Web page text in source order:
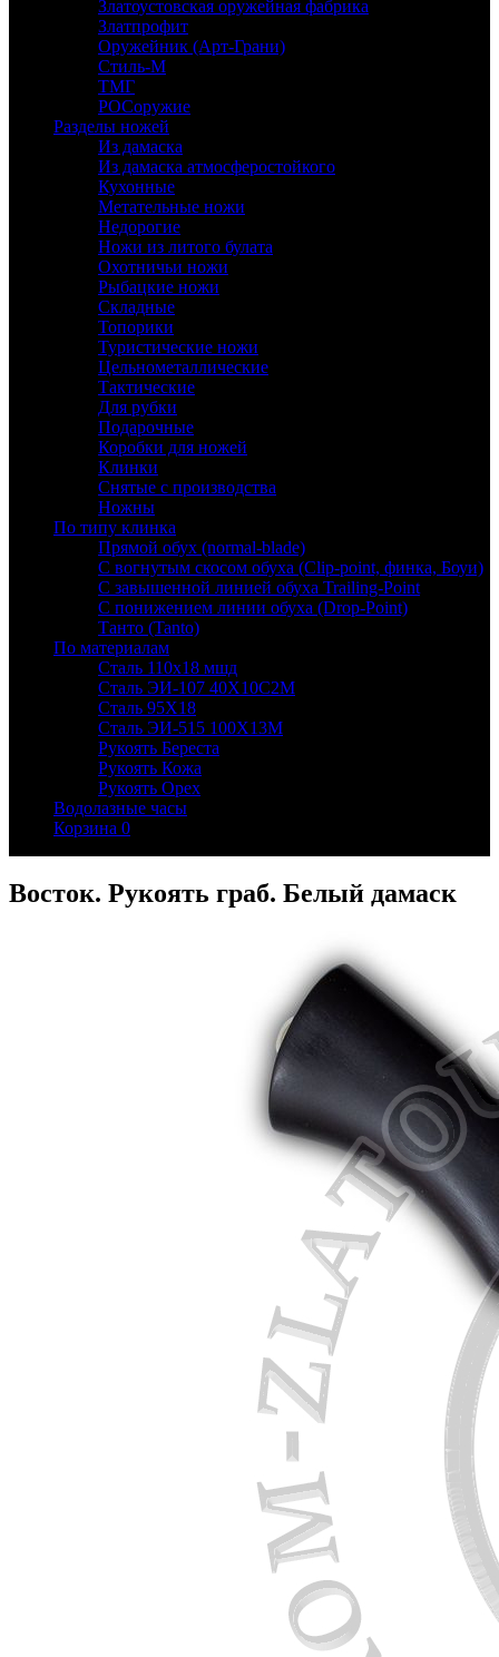
Златоустовская оружейная фабрика
Златпрофит
Оружейник (Арт-Грани)
Стиль-М
ТМГ
РОСоружие
Разделы ножей
Из дамаска
Из дамаска атмосферостойкого
Кухонные
Метательные ножи
Недорогие
Ножи из литого булата
Охотничьи ножи
Рыбацкие ножи
Складные
Топорики
Туристические ножи
Цельнометаллические
Тактические
Для рубки
Подарочные
Коробки для ножей
Клинки
Снятые с производства
Ножны
По типу клинка
Прямой обух (normal-blade)
С вогнутым скосом обуха (Clip-point, финка, Боуи)
С завышенной линией обуха Trailing-Point
С понижением линии обуха (Drop-Point)
Танто (Tanto)
По материалам
Сталь 110х18 мшд
Сталь ЭИ-107 40Х10С2М
Сталь 95Х18
Сталь ЭИ-515 100Х13М
Рукоять Береста
Рукоять Кожа
Рукоять Орех
Водолазные часы
Корзина 0
Восток. Рукоять граб. Белый дамаск